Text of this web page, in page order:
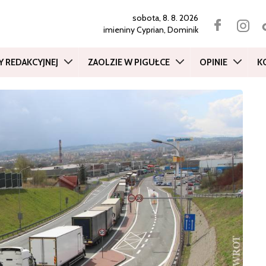
sobota, 8. 8. 2026
imieninyCyprian, Dominik
ZAOLZIE W PIGUŁCE OPINIE